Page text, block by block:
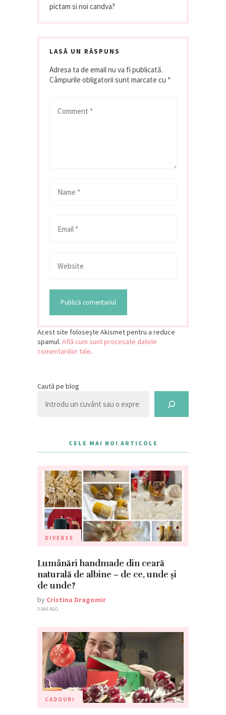
pictam si noi candva?
LASĂ UN RĂSPUNS
Adresa ta de email nu va fi publicată.
Câmpurile obligatorii sunt marcate cu *
Acest site folosește Akismet pentru a reduce
spamul. Află cum sunt procesate datele
comentariilor tale.
Caută pe blog
CELE MAI NOI ARTICOLE
DIVERSE
Lumânări handmade din ceară
naturală de albine – de ce, unde și
de unde?
by Cristina Dragomir
3 ANI AGO
CADOURI